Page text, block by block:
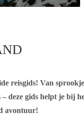
reisgids! Van
deze gids helpt je bij
avontuur!